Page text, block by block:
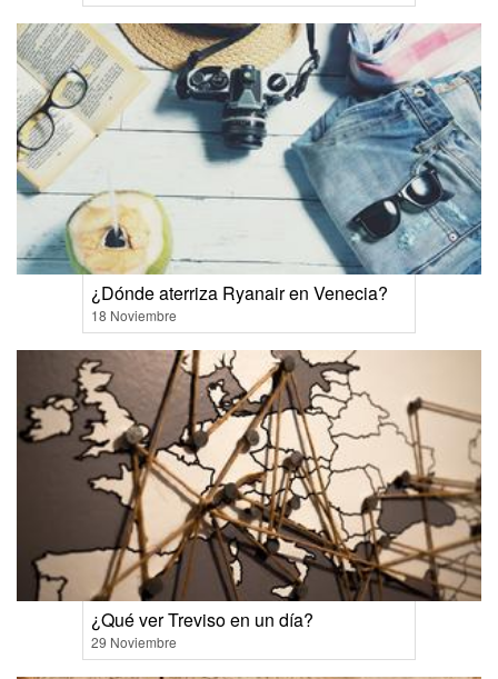
¿Dónde aterriza Ryanair en Venecia?
18 Noviembre
¿Qué ver Treviso en un día?
29 Noviembre